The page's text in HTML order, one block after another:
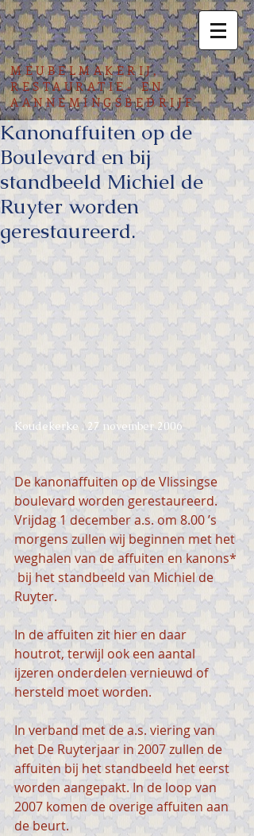
MEUBELMAKERIJ,
RESTAURATIE- EN
AANNEMINGSBEDRIJF
Kanonaffuiten op de
Boulevard en bij
standbeeld Michiel de
Ruyter worden
gerestaureerd.
Koudekerke , 27 november 2006
De kanonaffuiten op de Vlissingse
boulevard worden gerestaureerd.
Vrijdag 1 december a.s. om 8.00 ’s
morgens zullen wij beginnen met het
weghalen van de affuiten en kanons*
bij het standbeeld van Michiel de
Ruyter.
In de affuiten zit hier en daar
houtrot, terwijl ook een aantal
ijzeren onderdelen vernieuwd of
hersteld moet worden.
In verband met de a.s. viering van
het De Ruyterjaar in 2007 zullen de
affuiten bij het standbeeld het eerst
worden aangepakt. In de loop van
2007 komen de overige affuiten aan
de beurt.